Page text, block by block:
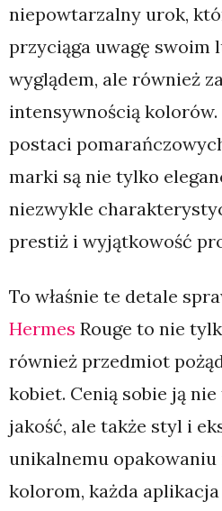
niepowtarzalny urok,
przyciąga uwagę swoim
wyglądem, ale również
intensywnością
postaci
marki są nie tylko
niezwykle
prestiż i wyjątkowość
To właśnie te detale
Hermes Rouge to nie
również przedmiot
kobiet. Cenią sobie ją
jakość, ale także styl i
unikalnemu
kolorom, każda